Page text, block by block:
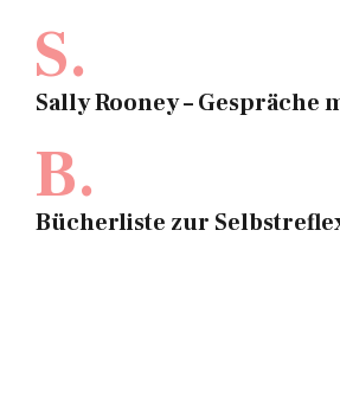
S.
Sally Rooney – Gespräche
B.
Bücherliste zur